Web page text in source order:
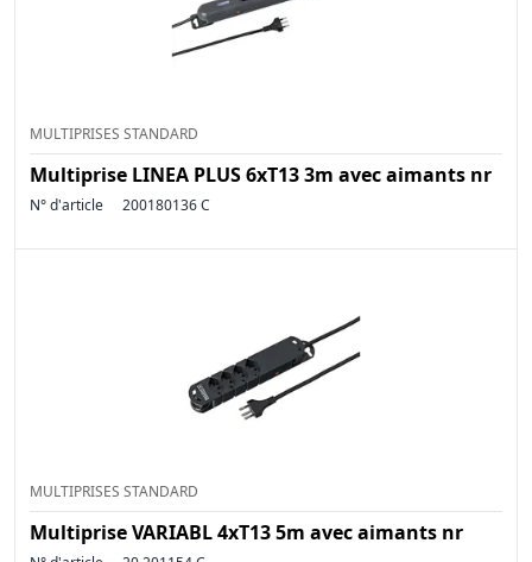
MULTIPRISES STANDARD
Multiprise LINEA PLUS 6xT13 3m avec aimants nr
N° d'article 200180136 C
MULTIPRISES STANDARD
Multiprise VARIABL 4xT13 5m avec aimants nr